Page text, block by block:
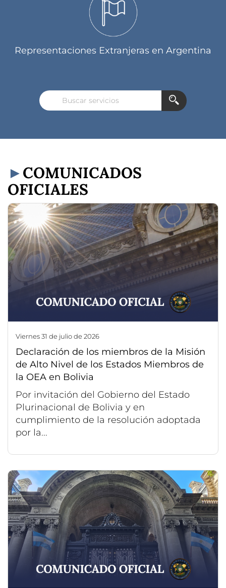
Representaciones Extranjeras en Argentina
COMUNICADOS
OFICIALES
viernes 31 de julio de 2026
Declaración de los miembros de la Misión
de Alto Nivel de los Estados Miembros de
la OEA en Bolivia
Por invitación del Gobierno del Estado
Plurinacional de Bolivia y en
cumplimiento de la resolución adoptada
por la...